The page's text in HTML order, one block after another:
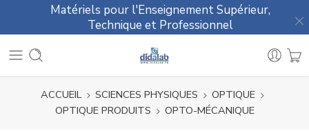
Matériels pour l'Enseignement Supérieur,
Technique et Professionnel
ACCUEIL SCIENCES PHYSIQUES
OPTIQUE
OPTIQUE PRODUITS
OPTO-MÉCANIQUE